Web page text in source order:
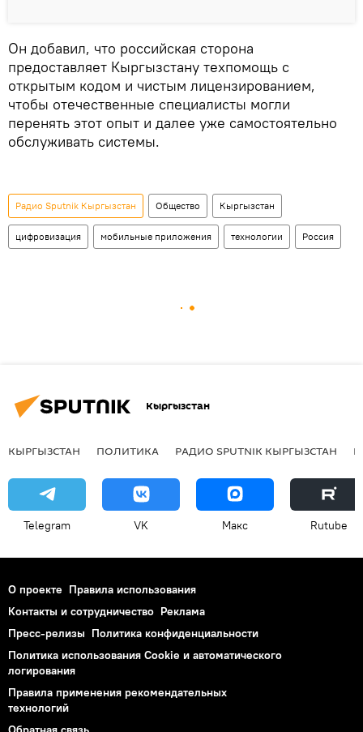
Он добавил, что российская сторона
предоставляет Кыргызстану техпомощь с
открытым кодом и чистым лицензированием,
чтобы отечественные специалисты могли
перенять этот опыт и далее уже самостоятельно
обслуживать системы.
Радио Sputnik Кыргызстан Общество Кыргызстан
цифровизация мобильные приложения технологии Россия
Кыргызстан
КЫРГЫЗСТАН ПОЛИТИКА РАДИО SPUTNIK КЫРГЫЗСТАН
Telegram VK Макс Rutube
О проекте Правила использования
Контакты и сотрудничество Реклама
Пресс-релизы Политика конфиденциальности
Политика использования Cookie и автоматического
логирования
Правила применения рекомендательных
технологий